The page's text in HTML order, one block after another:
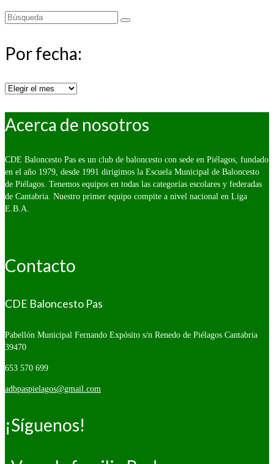
Buscar
Por fecha:
Por
Acerca de nosotros
CDE Baloncesto Pas es un club de baloncesto con sede en Piélagos, fundado
en el año 1979, desde 1991 dirigimos la Escuela Municipal de Baloncesto
de Piélagos. Tenemos equipos en todas las categorías escolares y federadas
de Cantabria. Nuestro primer equipo compite a nivel nacional en Liga
E.B.A.
Contacto
CDE Baloncesto Pas
Pabellón Municipal Fernando Expósito s/n Renedo de Piélagos Cantabria
39470
653 570 699
adbpaspielagos@gmail.com
¡Síguenos!